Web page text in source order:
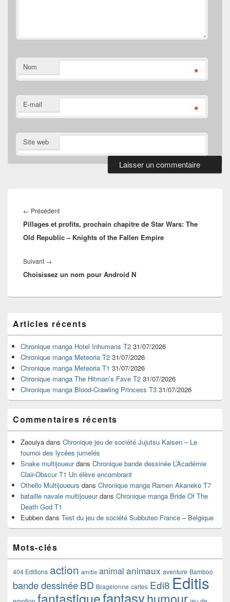
Nom *
E-mail *
Site web
de
l’article
← PrécédentArticle
précédent :
Pillages et profits, prochain chapitre de Star Wars: The
Old Republic – Knights of the Fallen Empire
Suivant →
suivant :
Choisissez un nom pour Android N
principale
de
widget
pour
barre
latérale
Articles récents
Chronique manga Hotel Inhumans T2 31/07/2026
Chronique manga Meteoria T2 31/07/2026
Chronique manga Meteoria T1 31/07/2026
Chronique manga The Hitman’s Fave T2 31/07/2026
Chronique manga Blood-Crawling Princess T3 31/07/2026
Commentaires récents
Zaouiya dans Chronique jeu de société Jujutsu Kaisen – Le
tournoi des lycées jumelés
Snake multijoueurdans Chronique bande dessinée L’Académie
Clair-Obscur T1 Un élève encombrant
Othello Multijoueurs dans Chronique manga Ramen Akaneko T7
bataille navale multijoueurdans Chronique manga Bride Of The
Death God T1
Eubben dans Test du jeu de société Subbuteo France – Belgique
Mots-clés
404 Editions action amitie animal animaux aventure Bamboo
bande dessinéeBD Bragelonne cartes Edi8 Editis
fantastiquefantasy